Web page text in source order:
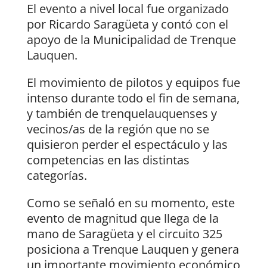
El evento a nivel local fue organizado
por Ricardo Saragüeta y contó con el
apoyo de la Municipalidad de Trenque
Lauquen.
El movimiento de pilotos y equipos fue
intenso durante todo el fin de semana,
y también de trenquelauquenses y
vecinos/as de la región que no se
quisieron perder el espectáculo y las
competencias en las distintas
categorías.
Como se señaló en su momento, este
evento de magnitud que llega de la
mano de Saragüeta y el circuito 325
posiciona a Trenque Lauquen y genera